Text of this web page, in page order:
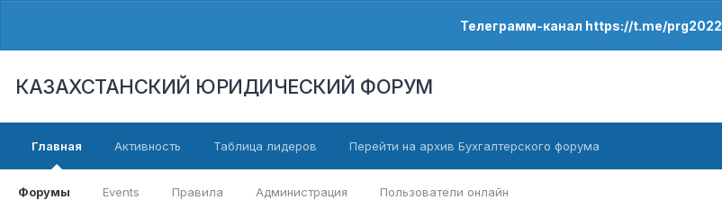
Телеграмм-канал https://t.me/prg2022
КАЗАХСТАНСКИЙ ЮРИДИЧЕСКИЙ ФОРУМ
Главная
Форумы Events Правила Администрация Пользователи онлайн
Активность Таблица лидеров Перейти на архив Бухгалтерского форума